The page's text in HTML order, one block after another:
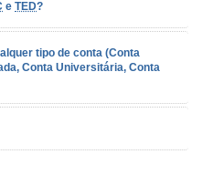
e TED?
tipo de conta (Conta
Conta Universitária, Conta